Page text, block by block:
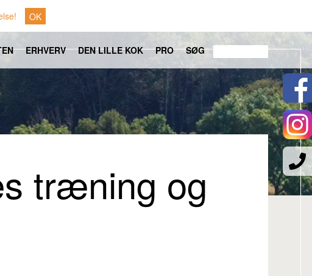
OK
ERHVERV DEN LILLE KOK PRO SØG
træning og